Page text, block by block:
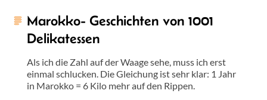
Marokko- Geschichten von 1001
Delikatessen
Als ich die Zahl auf der Waage sehe, muss ich erst
einmal schlucken. Die Gleichung ist sehr klar: 1 Jahr
in Marokko = 6 Kilo mehr auf den Rippen.